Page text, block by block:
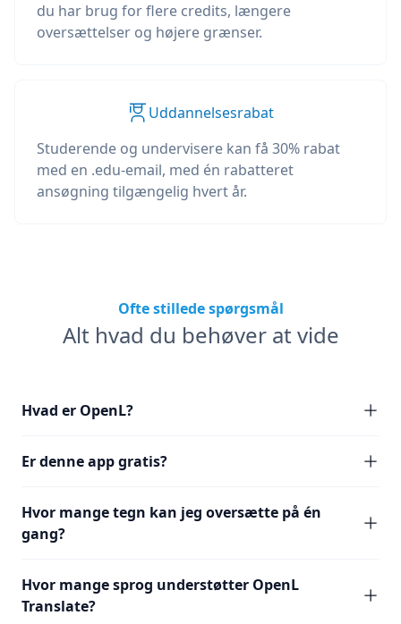
du har brug for flere credits, længere
oversættelser og højere grænser.
Uddannelsesrabat
Studerende og undervisere kan få 30% rabat
med en .edu-email, med én rabatteret
ansøgning tilgængelig hvert år.
Ofte stillede spørgsmål
Alt hvad du behøver at vide
Hvad er OpenL?
Er denne app gratis?
Hvor mange tegn kan jeg oversætte på én
gang?
Hvor mange sprog understøtter OpenL
Translate?